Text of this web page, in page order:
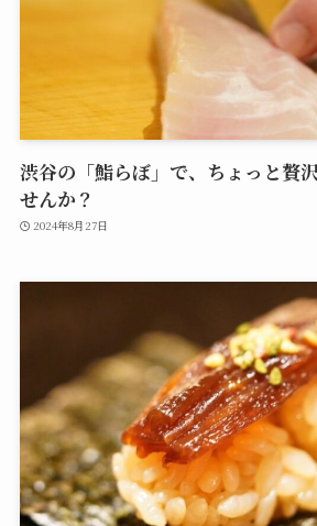
渋谷の「鮨らぼ」で、ちょっと贅
せんか？
2024年8月27日